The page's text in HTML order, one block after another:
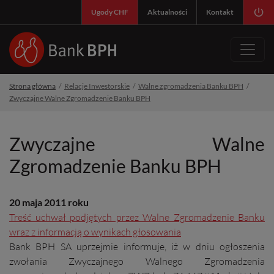
Ugody CHF Aktualności Kontakt
Strona główna Relacje Inwestorskie
Walne zgromadzenia Banku BPH
Zwyczajne Walne Zgromadzenie Banku BPH
Zwyczajne Walne
Zgromadzenie Banku BPH
20 maja 2011 roku
Treść uchwał podjętych przez Walne Zgromadzenie Banku
wraz z informacją o wynikach głosowania
Bank BPH SA uprzejmie informuje, iż w dniu ogłoszenia
zwołania Zwyczajnego Walnego Zgromadzenia